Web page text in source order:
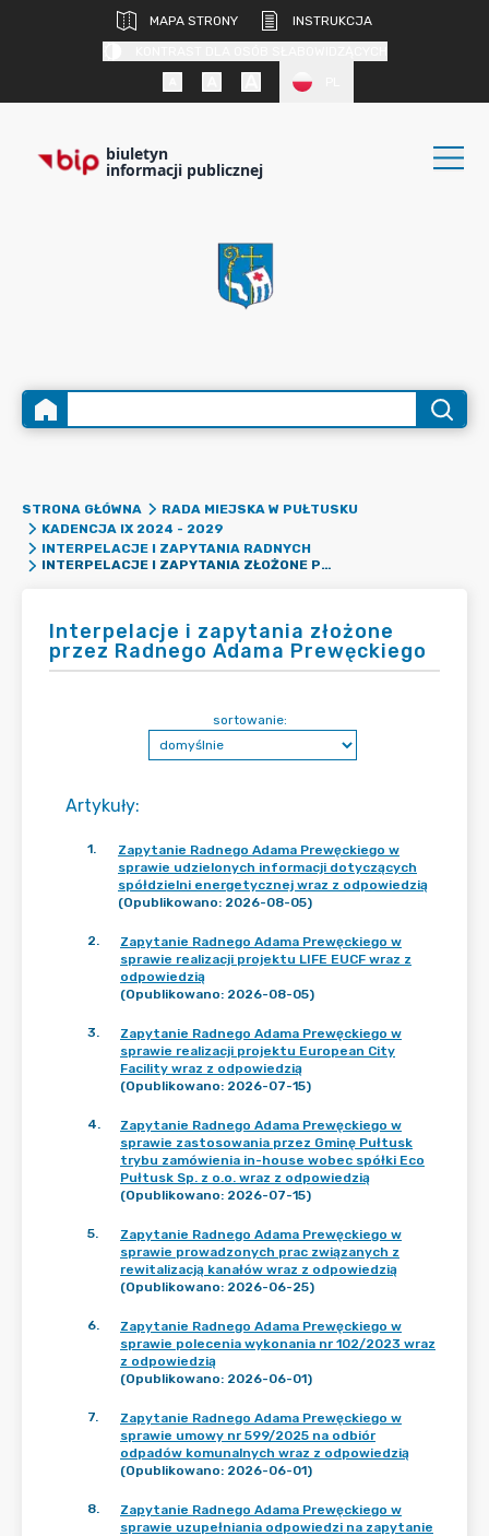
MAPA STRONY
INSTRUKCJA
biuletyn
informacji publicznej
STRONA GŁÓWNA
RADA MIEJSKA W PUŁTUSKU
KADENCJA IX 2024 - 2029
INTERPELACJE I ZAPYTANIA RADNYCH
INTERPELACJE I ZAPYTANIA ZŁOŻONE PRZEZ RADNEGO ADAMA PREWĘCKIEGO
Interpelacje i zapytania złożone
przez Radnego Adama Prewęckiego
Artykuły:
sortowanie:
1.
Zapytanie Radnego Adama Prewęckiego w
sprawie udzielonych informacji dotyczących
spółdzielni energetycznej wraz z odpowiedzią
(Opublikowano: 2026-08-05)
2.
Zapytanie Radnego Adama Prewęckiego w
sprawie realizacji projektu LIFE EUCF wraz z
odpowiedzią
(Opublikowano: 2026-08-05)
3.
Zapytanie Radnego Adama Prewęckiego w
sprawie realizacji projektu European City
Facility wraz z odpowiedzią
(Opublikowano: 2026-07-15)
4.
Zapytanie Radnego Adama Prewęckiego w
sprawie zastosowania przez Gminę Pułtusk
trybu zamówienia in-house wobec spółki Eco
Pułtusk Sp. z o.o. wraz z odpowiedzią
(Opublikowano: 2026-07-15)
5.
Zapytanie Radnego Adama Prewęckiego w
sprawie prowadzonych prac związanych z
rewitalizacją kanałów wraz z odpowiedzią
(Opublikowano: 2026-06-25)
6.
Zapytanie Radnego Adama Prewęckiego w
sprawie polecenia wykonania nr 102/2023 wraz
z odpowiedzią
(Opublikowano: 2026-06-01)
7.
Zapytanie Radnego Adama Prewęckiego w
sprawie umowy nr 599/2025 na odbiór
odpadów komunalnych wraz z odpowiedzią
(Opublikowano: 2026-06-01)
8.
Zapytanie Radnego Adama Prewęckiego w
sprawie uzupełniania odpowiedzi na zapytanie